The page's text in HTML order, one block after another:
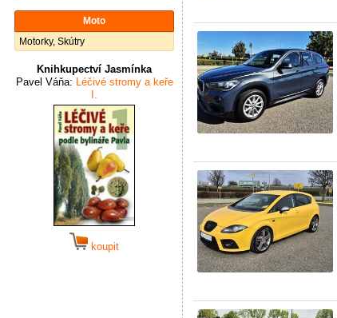
Moto
Motorky, Skútry
Knihkupectví Jasmínka
Pavel Váňa: Léčivé stromy a keře
I.
koupit